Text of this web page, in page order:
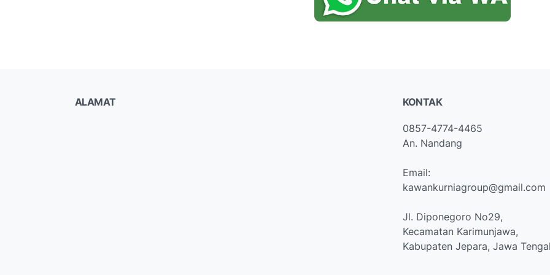
ALAMAT KONTAK
0857-4774-4465
An. Nandang
Email:
kawankurniagroup@gmail.com
Jl. Diponegoro No29,
Kecamatan Karimunjawa,
Kabupaten Jepara, Jawa